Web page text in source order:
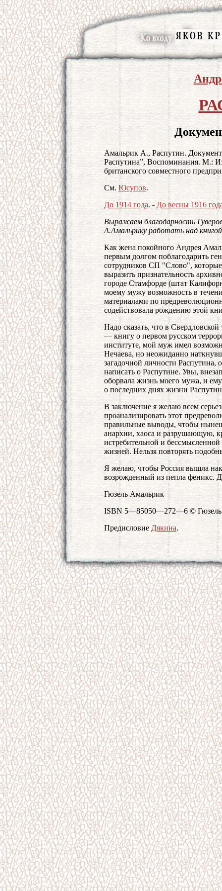
Амальрик А., Распутин.
Распутина”, Воспоминания. М.:
британского совместного
См. Юсупов.
До 1914 года. - До весны 1916
Выражаем благодарность
А.Амальрику работать над
Как жена покойного Андрея
первым долгом поблагодарить
сотрудников СП "Слово",
выразить признательность
городе Стамфорде (штат
моему мужу возможность в
материалами по
содействовала рождению этой
Надо сказать, что в
— книгу о первом русском
институте, мой муж имел
Нечаева, но неожиданно
загадочной личности Распутина,
написать о Распутине. Увы,
оборвала жизнь моего мужа, и
о последних днях жизни
В заключение я желаю всем
проанализировать этот
правильные выводы, чтобы
анархии, хаоса и разрушающую,
истребительной и
жизней. Нельзя повторять
Я желаю, чтобы Россия вышла
возрожденный из пепла феникс.
Гюзель Амальрик
ISBN 5—85050—272—6 © Гюзель
Предисловие Дякина.